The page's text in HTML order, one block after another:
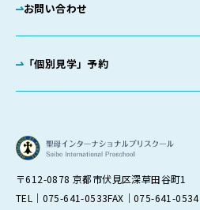
お問い合わせ
「個別見学」予約
〒612-0878 京都市伏見区深草田谷町1
TEL｜075-641-0533FAX｜075-641-0534